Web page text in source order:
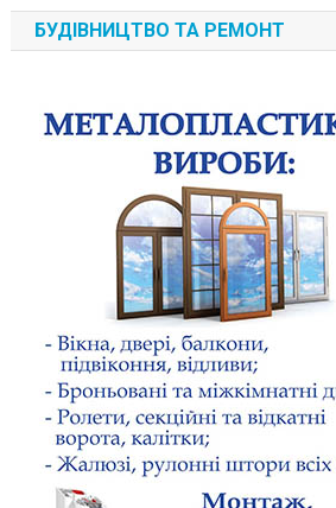
БУДІВНИЦТВО ТА РЕМОНТ